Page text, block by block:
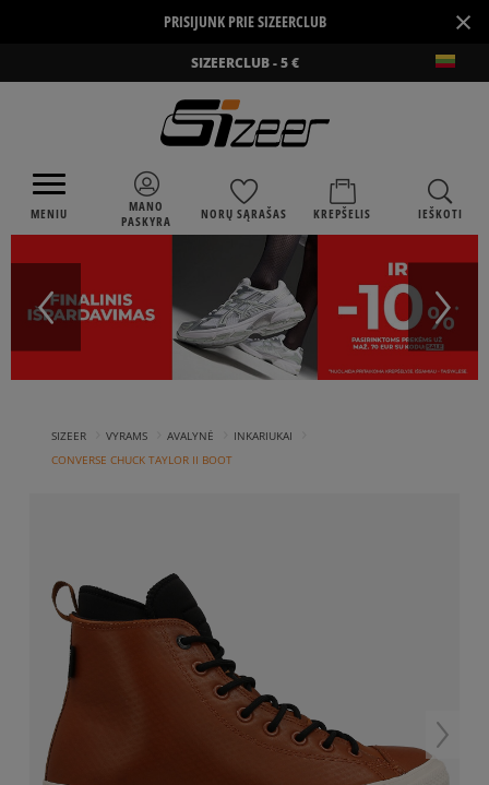
PRISIJUNK PRIE SIZEERCLUB ×
SIZEERCLUB - 5 €
MENIU
MANO
PASKYRA
NORŲ SĄRAŠAS KREPŠELIS IEŠKOTI
SIZEER VYRAMS AVALYNĖ INKARIUKAI
CONVERSE CHUCK TAYLOR II BOOT